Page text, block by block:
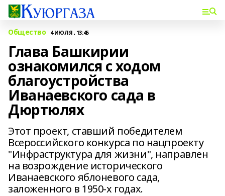
Общество 4 ИЮЛЯ , 13:45
Глава Башкирии
ознакомился с ходом
благоустройства
Иванаевского сада в
Дюртюлях
Этот проект, ставший победителем
Всероссийского конкурса по нацпроекту
"Инфраструктура для жизни", направлен
на возрождение исторического
Иванаевского яблоневого сада,
заложенного в 1950-х годах.